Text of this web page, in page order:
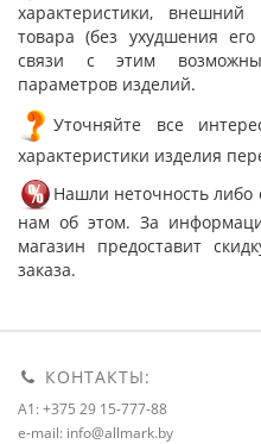
характеристики,
товара (без ухудшения
связи с этим
параметров изделий.
Уточняйте все
характеристики изделия
Нашли неточность
нам об этом. За
магазин предоставит
заказа.
КОНТАКТЫ:
A1: +375 29 15-777-88
e-mail: info@allmark.by